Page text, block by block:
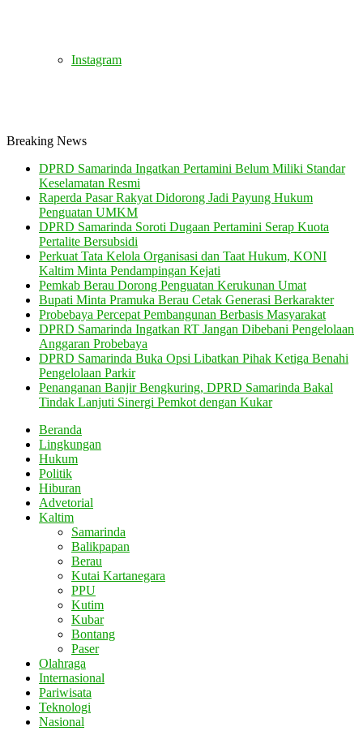
Instagram
Breaking News
DPRD Samarinda Ingatkan Pertamini Belum Miliki Standar
Keselamatan Resmi
Raperda Pasar Rakyat Didorong Jadi Payung Hukum
Penguatan UMKM
DPRD Samarinda Soroti Dugaan Pertamini Serap Kuota
Pertalite Bersubsidi
Perkuat Tata Kelola Organisasi dan Taat Hukum, KONI
Kaltim Minta Pendampingan Kejati
Pemkab Berau Dorong Penguatan Kerukunan Umat
Bupati Minta Pramuka Berau Cetak Generasi Berkarakter
Probebaya Percepat Pembangunan Berbasis Masyarakat
DPRD Samarinda Ingatkan RT Jangan Dibebani Pengelolaan
Anggaran Probebaya
DPRD Samarinda Buka Opsi Libatkan Pihak Ketiga Benahi
Pengelolaan Parkir
Penanganan Banjir Bengkuring, DPRD Samarinda Bakal
Tindak Lanjuti Sinergi Pemkot dengan Kukar
Beranda
Lingkungan
Hukum
Politik
Hiburan
Advetorial
Kaltim
Samarinda
Balikpapan
Berau
Kutai Kartanegara
PPU
Kutim
Kubar
Bontang
Paser
Olahraga
Internasional
Pariwisata
Teknologi
Nasional